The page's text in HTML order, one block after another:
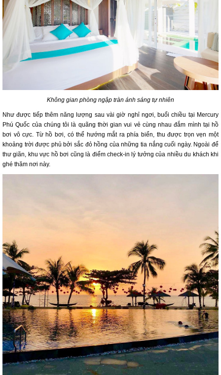
Không gian phòng ngập tràn ánh sáng tự nhiên
Như được tiếp thêm năng lượng sau vài giờ nghỉ ngơi, buổi chiều tại Mercury
Phú Quốc của chúng tôi là quãng thời gian vui vẻ cùng nhau đắm mình tại hồ
bơi vô cực. Từ hồ bơi, có thể hướng mắt ra phía biển, thu được trọn vẹn một
khoảng trời được phủ bởi sắc đỏ hồng của những tia nắng cuối ngày. Ngoài để
thư giãn, khu vực hồ bơi cũng là điểm check-in lý tưởng của nhiều du khách khi
ghé thăm nơi này.